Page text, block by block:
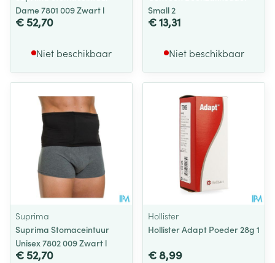
Dame 7801 009 Zwart l
€ 52,70
Niet beschikbaar
Small 2
€ 13,31
Niet beschikbaar
Suprima
Suprima Stomaceintuur
Unisex 7802 009 Zwart l
€ 52,70
Hollister
Hollister Adapt Poeder 28g 1
€ 8,99